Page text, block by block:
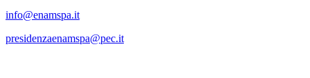
info@enamspa.it
presidenzaenamspa@pec.it